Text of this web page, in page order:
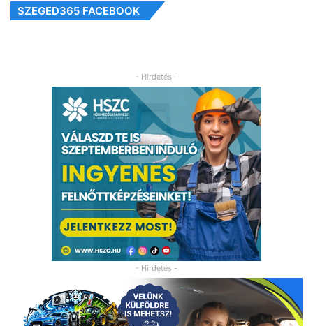
SZEGED365 FACEBOOK
- Hirdetés -
- Hirdetés -